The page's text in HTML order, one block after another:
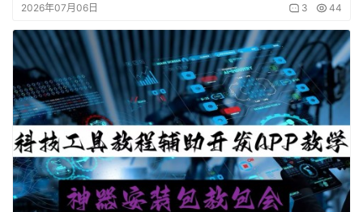
2026年07月06日 3 44